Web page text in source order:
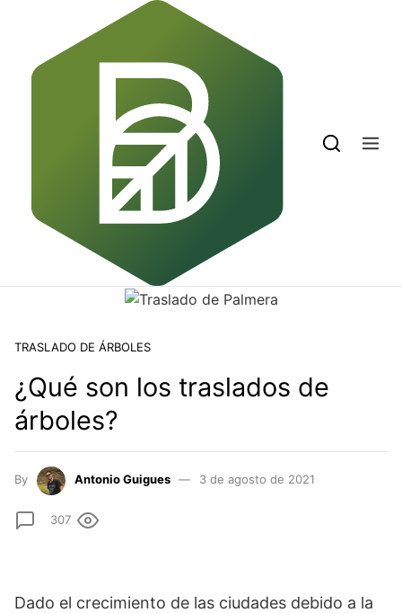
TRASLADO DE ÁRBOLES
¿Qué son los traslados de
árboles?
By Antonio Guigues 3 de agosto de 2021
307
Dado el crecimiento de las ciudades debido a la